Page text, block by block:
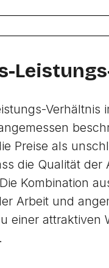
Verhältnis
Preise als
die Qualität der
Kombination
Arbeit und
einer attraktiven